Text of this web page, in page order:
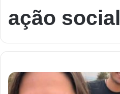
ação social